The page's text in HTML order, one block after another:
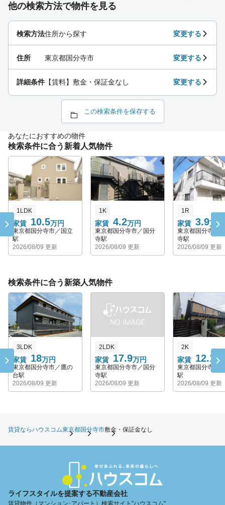
他の検索方法で物件を見る
検索方法住所から探す 変更する
住所 東京都国分寺市 変更する
詳細条件 【賃料】敷金・保証金なし 変更する
この検索条件を保存する
あなたにおすすめの物件
検索条件に合う新着人気物件
1LDK
家賃 10.5万円
東京都国分寺市／国立
駅
2026/08/09 更新
1K
家賃 4.2万円
東京都国分寺市／国分
寺駅
2026/08/09 更新
1R
家賃 3.9万円
東京都国分寺市
寺駅
2026/08/09 更新
検索条件に合う新築人気物件
3LDK
家賃 18万円
東京都国分寺市／鷹の
台駅
2026/08/09 更新
2LDK
家賃 17.9万円
東京都国分寺市／国分
寺駅
2026/08/09 更新
2K
家賃 12.1 万
東京都国分寺市
駅
2026/08/09 更新
賃貸ならハウスコム東京都国分寺市敷金・保証金なし
ライフスタイルを提案する不動産会社
賃貸物件（マンション･アパート）検索サイト"ハウスコム"